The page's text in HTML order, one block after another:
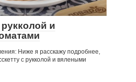
и
Ниже я расскажу подробнее,
с рукколой и вялеными